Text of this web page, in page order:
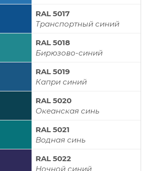
RAL 5017
Транспортный синий
RAL 5018
Бирюзово-синий
RAL 5019
Капри синий
RAL 5020
Океанская синь
RAL 5021
Водная синь
RAL 5022
Ночной синий